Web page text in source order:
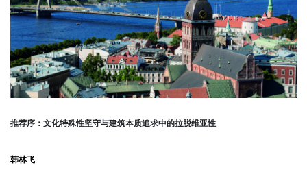
推荐序：文化特殊性坚守与建筑本质追求中的拉脱维亚性
韩林飞